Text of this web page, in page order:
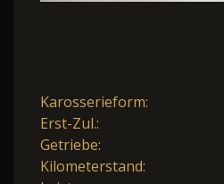
Karosserieform:
Erst-Zul.:
Getriebe:
Kilometerstand: